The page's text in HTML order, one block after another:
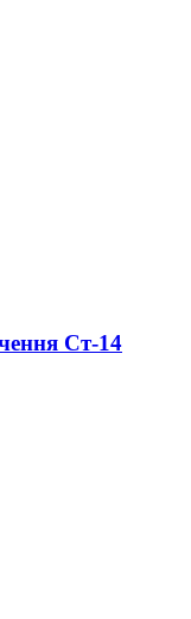
Ст-14